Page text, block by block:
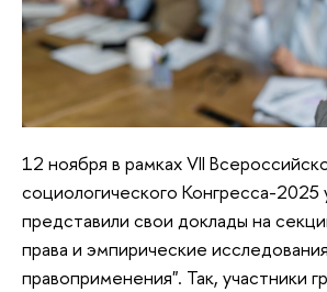
12 ноября в рамках VII
социологического Конгресса-2025
представили свои доклады на
права и эмпирические исследования
правоприменения". Так, участники